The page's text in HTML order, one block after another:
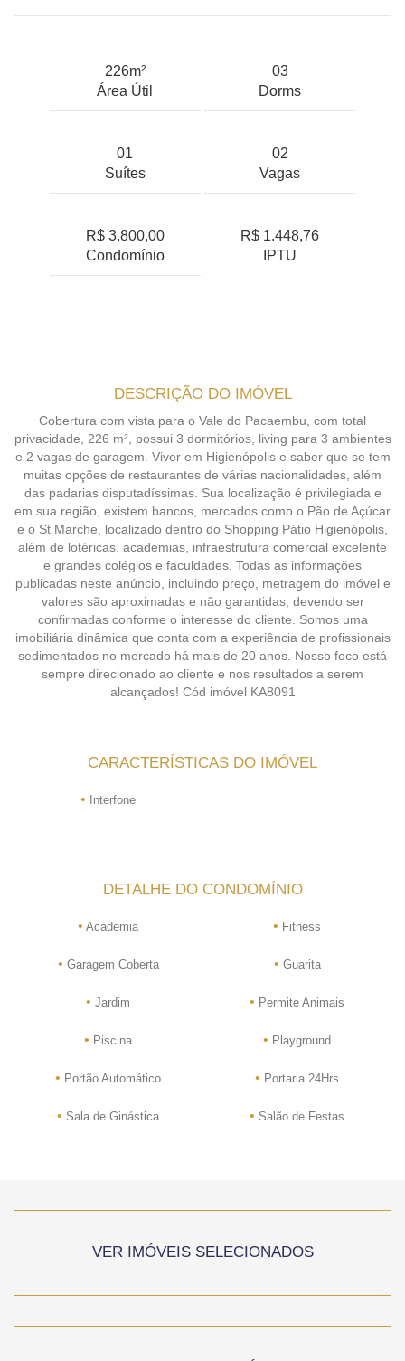
226m²
Área Útil
03
Dorms
01
Suítes
02
Vagas
R$ 3.800,00
Condomínio
R$ 1.448,76
IPTU
DESCRIÇÃO DO IMÓVEL
Cobertura com vista para o Vale do Pacaembu, com total
privacidade, 226 m², possui 3 dormitórios, living para 3 ambientes
e 2 vagas de garagem. Viver em Higienópolis e saber que se tem
muitas opções de restaurantes de várias nacionalidades, além
das padarias disputadíssimas. Sua localização é privilegiada e
em sua região, existem bancos, mercados como o Pão de Açúcar
e o St Marche, localizado dentro do Shopping Pátio Higienópolis,
além de lotéricas, academias, infraestrutura comercial excelente
e grandes colégios e faculdades. Todas as informações
publicadas neste anúncio, incluindo preço, metragem do imóvel e
valores são aproximadas e não garantidas, devendo ser
confirmadas conforme o interesse do cliente. Somos uma
imobiliária dinâmica que conta com a experiência de profissionais
sedimentados no mercado há mais de 20 anos. Nosso foco está
sempre direcionado ao cliente e nos resultados a serem
alcançados! Cód imóvel KA8091
CARACTERÍSTICAS DO IMÓVEL
• Interfone
DETALHE DO CONDOMÍNIO
• Academia • Fitness
• Garagem Coberta • Guarita
• Jardim • Permite Animais
• Piscina • Playground
• Portão Automático • Portaria 24Hrs
• Sala de Ginástica • Salão de Festas
VER IMÓVEIS SELECIONADOS